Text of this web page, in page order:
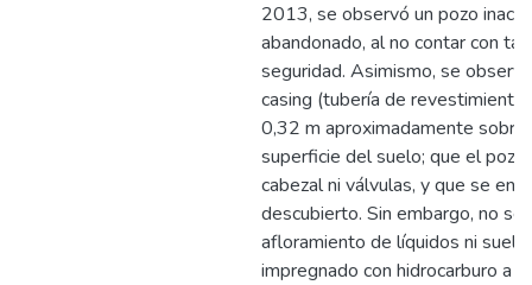
2013, se observó un pozo
abandonado, al no contar con
seguridad. Asimismo, se
casing (tubería de
0,32 m aproximadamente sobre
superficie del suelo; que el pozo
cabezal ni válvulas, y que se
descubierto. Sin embargo, no se
afloramiento de líquidos ni suelo
impregnado con hidrocarburo a